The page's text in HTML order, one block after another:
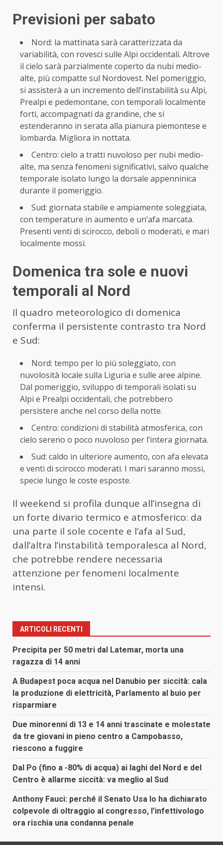
Previsioni per sabato
Nord: la mattinata sarà caratterizzata da
variabilità, con rovesci sulle Alpi occidentali. Altrove
il cielo sarà parzialmente coperto da nubi medio-
alte, più compatte sul Nordovest. Nel pomeriggio,
si assisterà a un incremento dell’instabilità su Alpi,
Prealpi e pedemontane, con temporali localmente
forti, accompagnati da grandine, che si
estenderanno in serata alla pianura piemontese e
lombarda. Migliora in nottata.
Centro: cielo a tratti nuvoloso per nubi medio-
alte, ma senza fenomeni significativi, salvo qualche
temporale isolato lungo la dorsale appenninica
durante il pomeriggio.
Sud: giornata stabile e ampiamente soleggiata,
con temperature in aumento e un’afa marcata.
Presenti venti di scirocco, deboli o moderati, e mari
localmente mossi.
Domenica tra sole e nuovi
temporali al Nord
Il quadro meteorologico di domenica
conferma il persistente contrasto tra Nord
e Sud:
Nord: tempo per lo più soleggiato, con
nuvolosità locale sulla Liguria e sulle aree alpine.
Dal pomeriggio, sviluppo di temporali isolati su
Alpi e Prealpi occidentali, che potrebbero
persistere anche nel corso della notte.
Centro: condizioni di stabilità atmosferica, con
cielo sereno o poco nuvoloso per l’intera giornata.
Sud: caldo in ulteriore aumento, con afa elevata
e venti di scirocco moderati. I mari saranno mossi,
specie lungo le coste esposte.
Il weekend si profila dunque all’insegna di
un forte divario termico e atmosferico: da
una parte il sole cocente e l’afa al Sud,
dall’altra l’instabilità temporalesca al Nord,
che potrebbe rendere necessaria
attenzione per fenomeni localmente
intensi.
ARTICOLI RECENTI
Precipita per 50 metri dal Latemar, morta una
ragazza di 14 anni
A Budapest poca acqua nel Danubio per siccità: cala
la produzione di elettricità, Parlamento al buio per
risparmiare
Due minorenni di 13 e 14 anni trascinate e molestate
da tre giovani in pieno centro a Campobasso,
riescono a fuggire
Dal Po (fino a -80% di acqua) ai laghi del Nord e del
Centro è allarme siccità: va meglio al Sud
Anthony Fauci: perché il Senato Usa lo ha dichiarato
colpevole di oltraggio al congresso, l’infettivologo
ora rischia una condanna penale